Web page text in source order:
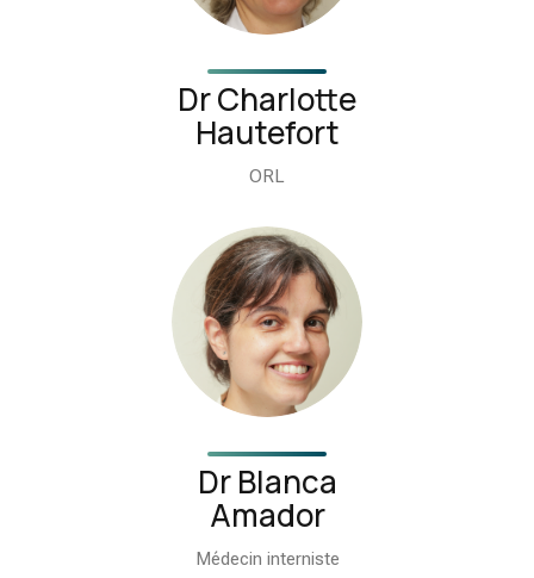
Dr Charlotte
Hautefort
ORL
Dr Blanca
Amador
Médecin interniste